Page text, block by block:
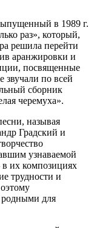
в 1989 г.
раз», который,
решила перейти
аранжировки и
посвященные
по всей
сборник
черемуха».
называя
Градский и
узнаваемой
в их композициях
трудности и
родными для